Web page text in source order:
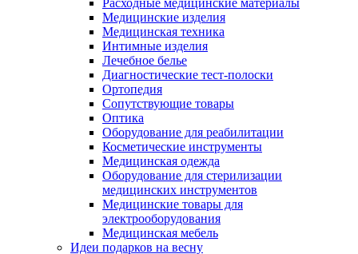
Расходные медицинские материалы
Медицинские изделия
Медицинская техника
Интимные изделия
Лечебное белье
Диагностические тест-полоски
Ортопедия
Сопутствующие товары
Оптика
Оборудование для реабилитации
Косметические инструменты
Медицинская одежда
Оборудование для стерилизации
медицинских инструментов
Медицинские товары для
электрооборудования
Медицинская мебель
Идеи подарков на весну